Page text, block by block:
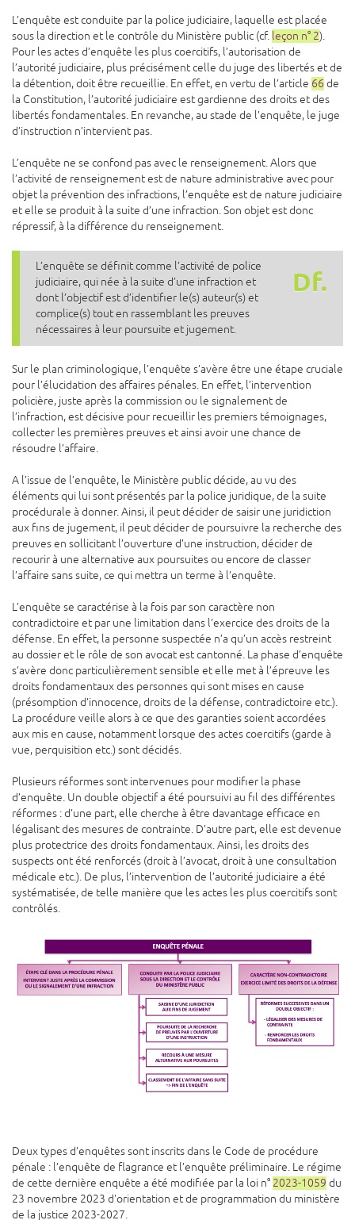
L’enquête est conduite par la police judiciaire, laquelle est placée
sous la direction et le contrôle du Ministère public (cf. leçon n° 2).
Pour les actes d’enquête les plus coercitifs, l’autorisation de
l’autorité judiciaire, plus précisément celle du juge des libertés et de
la détention, doit être recueillie. En effet, en vertu de l’article 66 de
la Constitution, l’autorité judiciaire est gardienne des droits et des
libertés fondamentales. En revanche, au stade de l’enquête, le juge
d’instruction n’intervient pas.
L’enquête ne se confond pas avec le renseignement. Alors que
l’activité de renseignement est de nature administrative avec pour
objet la prévention des infractions, l’enquête est de nature judiciaire
et elle se produit à la suite d’une infraction. Son objet est donc
répressif, à la différence du renseignement.
Df.
L’enquête se définit comme l’activité de police
judiciaire, qui née à la suite d’une infraction et
dont l’objectif est d’identifier le(s) auteur(s) et
complice(s) tout en rassemblant les preuves
nécessaires à leur poursuite et jugement.
Sur le plan criminologique, l’enquête s’avère être une étape cruciale
pour l’élucidation des affaires pénales. En effet, l’intervention
policière, juste après la commission ou le signalement de
l’infraction, est décisive pour recueillir les premiers témoignages,
collecter les premières preuves et ainsi avoir une chance de
résoudre l’affaire.
A l’issue de l’enquête, le Ministère public décide, au vu des
éléments qui lui sont présentés par la police juridique, de la suite
procédurale à donner. Ainsi, il peut décider de saisir une juridiction
aux fins de jugement, il peut décider de poursuivre la recherche des
preuves en sollicitant l’ouverture d’une instruction, décider de
recourir à une alternative aux poursuites ou encore de classer
l’affaire sans suite, ce qui mettra un terme à l’enquête.
L’enquête se caractérise à la fois par son caractère non
contradictoire et par une limitation dans l’exercice des droits de la
défense. En effet, la personne suspectée n’a qu’un accès restreint
au dossier et le rôle de son avocat est cantonné. La phase d’enquête
s’avère donc particulièrement sensible et elle met à l’épreuve les
droits fondamentaux des personnes qui sont mises en cause
(présomption d’innocence, droits de la défense, contradictoire etc.).
La procédure veille alors à ce que des garanties soient accordées
aux mis en cause, notamment lorsque des actes coercitifs (garde à
vue, perquisition etc.) sont décidés.
Plusieurs réformes sont intervenues pour modifier la phase
d’enquête. Un double objectif a été poursuivi au fil des différentes
réformes : d’une part, elle cherche à être davantage efficace en
légalisant des mesures de contrainte. D’autre part, elle est devenue
plus protectrice des droits fondamentaux. Ainsi, les droits des
suspects ont été renforcés (droit à l’avocat, droit à une consultation
médicale etc.). De plus, l’intervention de l’autorité judiciaire a été
systématisée, de telle manière que les actes les plus coercitifs sont
contrôlés.
Deux types d’enquêtes sont inscrits dans le Code de procédure
pénale : l’enquête de flagrance et l’enquête préliminaire. Le régime
de cette dernière enquête a été modifiée par la loi n° 2023-1059 du
23 novembre 2023 d'orientation et de programmation du ministère
de la justice 2023-2027.